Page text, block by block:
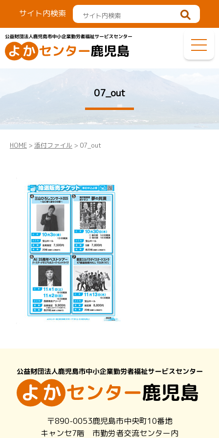
サイト内検索
07_out
HOME > 添付ファイル > 07_out
〒890-0053鹿児島市中央町10番地
キャンセ7階 市勤労者交流センター内